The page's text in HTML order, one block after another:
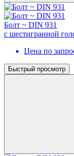
Болт ~ DIN 931
с шестигранной
Цена по
Быстрый просмотр